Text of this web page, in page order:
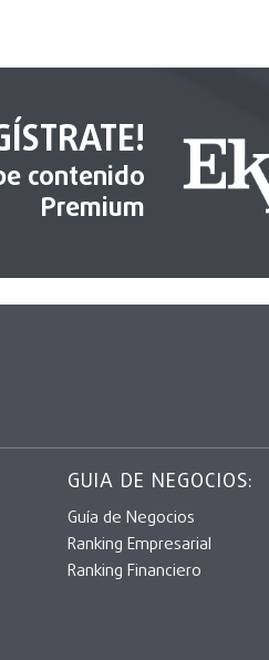
contenido
Premium
GUIA DE NEGOCIOS:
Guía de Negocios
Ranking Empresarial
Ranking Financiero